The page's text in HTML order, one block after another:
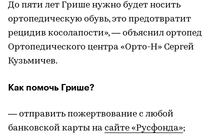
До пяти лет Грише нужно будет носить
ортопедическую обувь, это предотвратит
рецидив косолапости», — объяснил ортопед
Ортопедического центра «Орто-Н» Сергей
Кузьмичев.
Как помочь Грише?
— отправить пожертвование с любой
банковской карты на сайте «Русфонда»;